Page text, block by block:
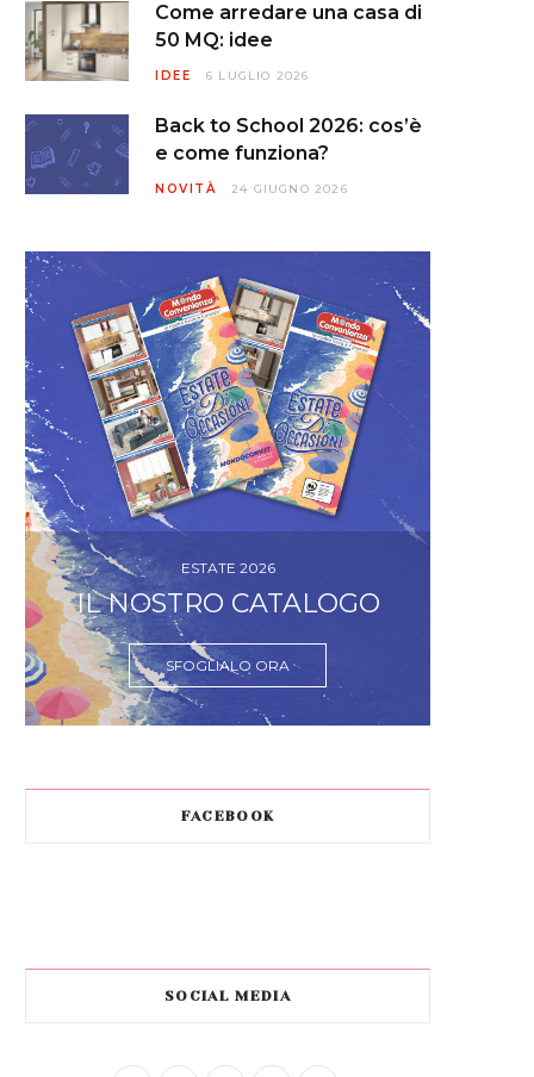
Come arredare una casa di
50 MQ: idee
IDEE 6 LUGLIO 2026
Back to School 2026: cos’è
e come funziona?
NOVITÀ 24 GIUGNO 2026
ESTATE 2026
IL NOSTRO CATALOGO
SFOGLIALO ORA
FACEBOOK
SOCIAL MEDIA